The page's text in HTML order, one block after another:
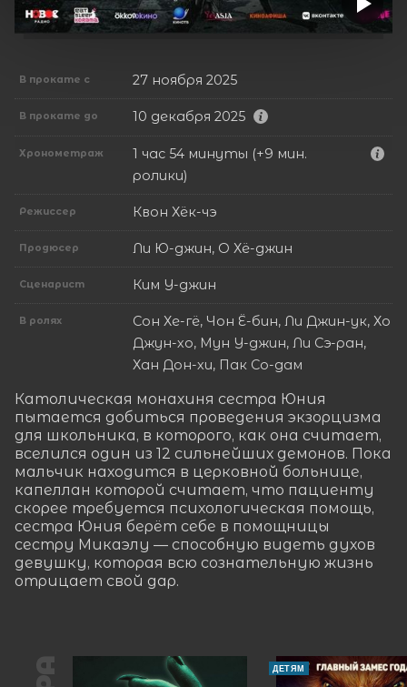
В прокате с 27 ноября 2025
В прокате до 10 декабря 2025
Хронометраж
1 час 54 минуты (+9 мин.
ролики)
Режиссер Квон Хёк-чэ
Продюсер Ли Ю-джин, О Хё-джин
Сценарист Ким У-джин
В ролях
Сон Хе-гё, Чон Ё-бин, Ли Джин-ук, Хо
Джун-хо, Мун У-джин, Ли Сэ-ран,
Хан Дон-хи, Пак Со-дам
Католическая монахиня сестра Юния
пытается добиться проведения экзорцизма
для школьника, в которого, как она считает,
вселился один из 12 сильнейших демонов. Пока
мальчик находится в церковной больнице,
капеллан которой считает, что пациенту
скорее требуется психологическая помощь,
сестра Юния берёт себе в помощницы
сестру Микаэлу — способную видеть духов
девушку, которая всю сознательную жизнь
отрицает свой дар.
ДЕТЯМ